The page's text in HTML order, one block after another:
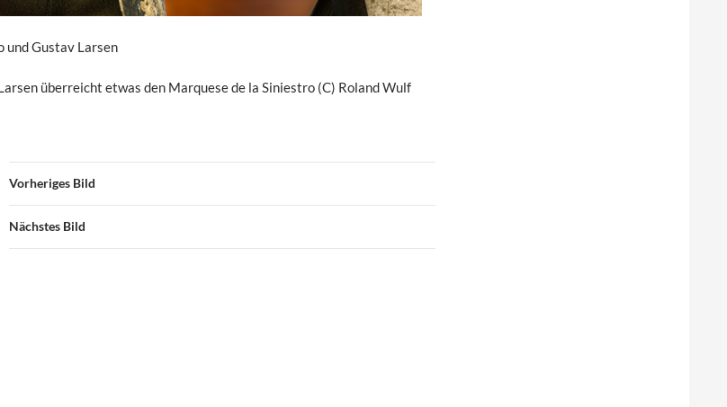
und Gustav Larsen
überreicht etwas den Marquese de la Siniestro (C) Roland Wulf
Vorheriges Bild
Nächstes Bild